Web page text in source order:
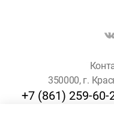
350000, г.
+7 (861) 259-60-